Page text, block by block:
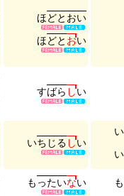
ほどと おい
ほどと おい
すばら しい
いち じる しい
い
い
も ったいない も